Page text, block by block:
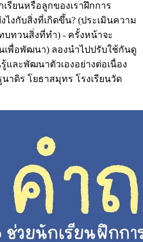
รียนหรือลูกของเราฝึกการ
งกับสิ่งที่เกิดขึ้น? (ประเมินความ
บทวนสิ่งที่ทำ) - ครั้งหน้าจะ
เพื่อพัฒนา) ลองนำไปปรับใช้กันดู
และพัฒนาตัวเองอย่างต่อเนื่อง
ดิร โยธาสมุทร โรงเรียนวัด